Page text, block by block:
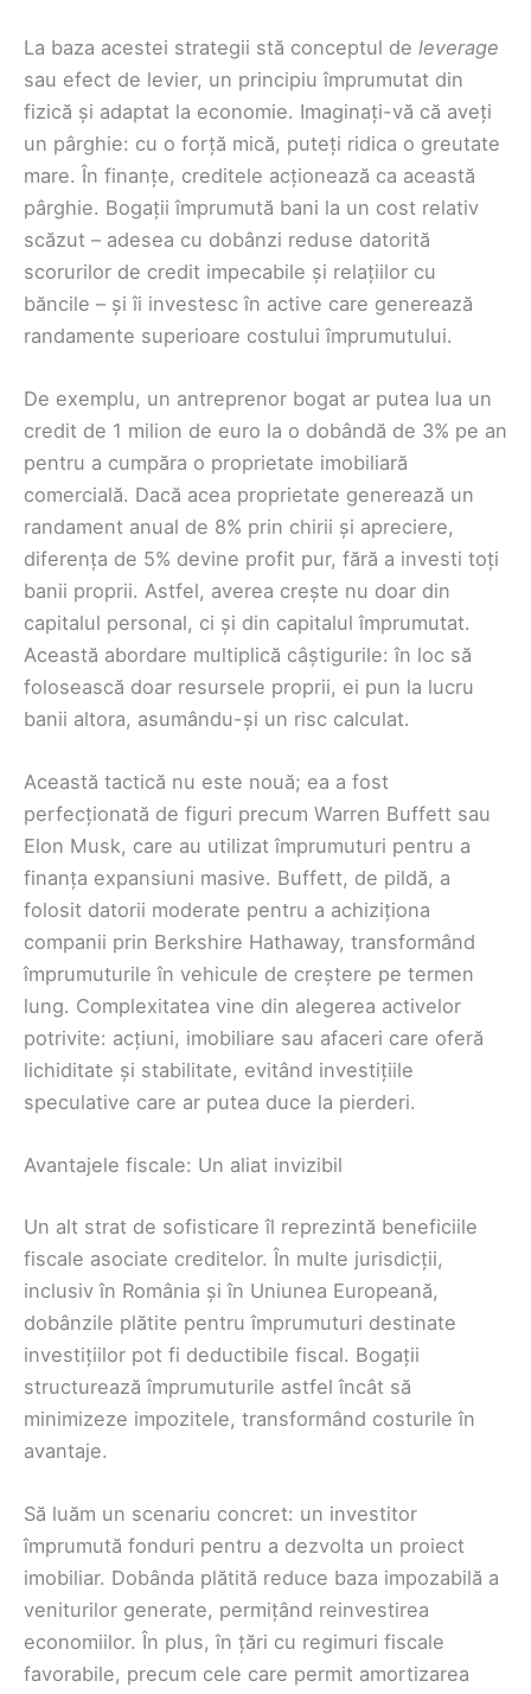
La baza acestei strategii stă conceptul de leverage
sau efect de levier, un principiu împrumutat din
fizică și adaptat la economie. Imaginați-vă că aveți
un pârghie: cu o forță mică, puteți ridica o greutate
mare. În finanțe, creditele acționează ca această
pârghie. Bogații împrumută bani la un cost relativ
scăzut – adesea cu dobânzi reduse datorită
scorurilor de credit impecabile și relațiilor cu
băncile – și îi investesc în active care generează
randamente superioare costului împrumutului.
De exemplu, un antreprenor bogat ar putea lua un
credit de 1 milion de euro la o dobândă de 3% pe an
pentru a cumpăra o proprietate imobiliară
comercială. Dacă acea proprietate generează un
randament anual de 8% prin chirii și apreciere,
diferența de 5% devine profit pur, fără a investi toți
banii proprii. Astfel, averea crește nu doar din
capitalul personal, ci și din capitalul împrumutat.
Această abordare multiplică câștigurile: în loc să
folosească doar resursele proprii, ei pun la lucru
banii altora, asumându-și un risc calculat.
Această tactică nu este nouă; ea a fost
perfecționată de figuri precum Warren Buffett sau
Elon Musk, care au utilizat împrumuturi pentru a
finanța expansiuni masive. Buffett, de pildă, a
folosit datorii moderate pentru a achiziționa
companii prin Berkshire Hathaway, transformând
împrumuturile în vehicule de creștere pe termen
lung. Complexitatea vine din alegerea activelor
potrivite: acțiuni, imobiliare sau afaceri care oferă
lichiditate și stabilitate, evitând investițiile
speculative care ar putea duce la pierderi.
Avantajele fiscale: Un aliat invizibil
Un alt strat de sofisticare îl reprezintă beneficiile
fiscale asociate creditelor. În multe jurisdicții,
inclusiv în România și în Uniunea Europeană,
dobânzile plătite pentru împrumuturi destinate
investițiilor pot fi deductibile fiscal. Bogații
structurează împrumuturile astfel încât să
minimizeze impozitele, transformând costurile în
avantaje.
Să luăm un scenariu concret: un investitor
împrumută fonduri pentru a dezvolta un proiect
imobiliar. Dobânda plătită reduce baza impozabilă a
veniturilor generate, permițând reinvestirea
economiilor. În plus, în țări cu regimuri fiscale
favorabile, precum cele care permit amortizarea